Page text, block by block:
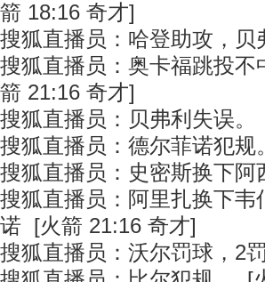
箭 18:16 奇才]
搜狐直播员：哈登助攻，
搜狐直播员：奥卡福跳投
箭 21:16 奇才]
搜狐直播员：贝弗利失误
搜狐直播员：德尔菲诺犯
搜狐直播员：史密斯换下
搜狐直播员：阿里扎换下
诺 [火箭 21:16 奇才]
搜狐直播员：沃尔罚球，2